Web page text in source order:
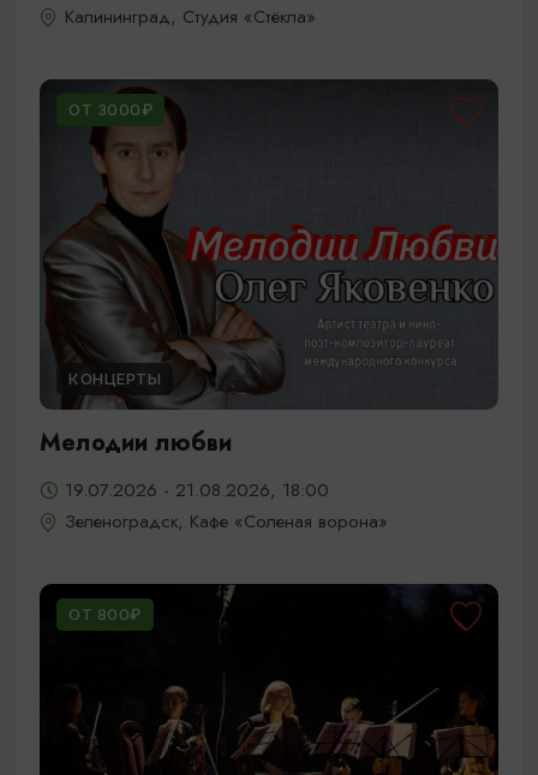
Калининград, Студия «Стёкла»
ОТ 3000₽
КОНЦЕРТЫ
Мелодии любви
19.07.2026 - 21.08.2026, 18:00
Зеленоградск, Кафе «Соленая ворона»
ОТ 800₽